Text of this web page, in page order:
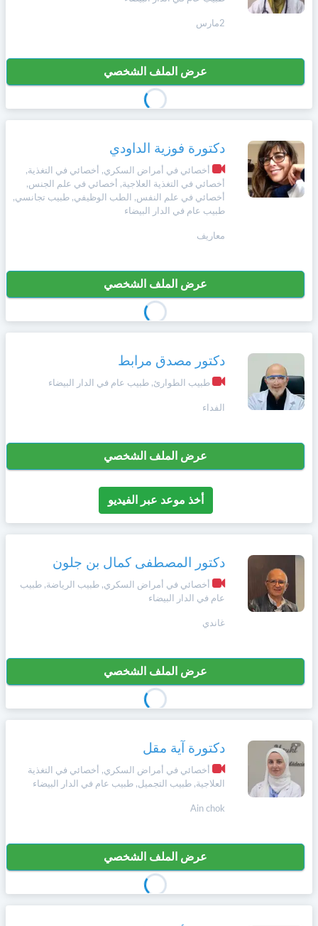
2مارس
عرض الملف الشخصي
دكتورة فوزية الداودي
أخصائي في أمراض السكري, أخصائي في التغذية,
أخصائي في التغذية العلاجية, أخصائي في علم الجنس,
أخصائي في علم النفس, الطب الوظيفي, طبيب تجانسي,
طبيب عام في الدار البيضاء
معاريف
عرض الملف الشخصي
دكتور مصدق مرابط
طبيب الطوارئ, طبيب عام في الدار البيضاء
الفداء
عرض الملف الشخصي
أخذ موعد عبر الفيديو
دكتور المصطفى كمال بن جلون
أخصائي في أمراض السكري, طبيب الرياضة, طبيب
عام في الدار البيضاء
غاندي
عرض الملف الشخصي
دكتورة آية مقل
أخصائي في أمراض السكري, أخصائي في التغذية
العلاجية, طبيب التجميل, طبيب عام في الدار البيضاء
Ain chok
عرض الملف الشخصي